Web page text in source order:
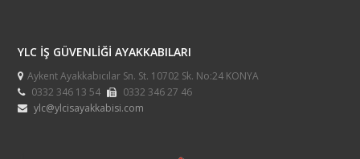
YLC İŞ GÜVENLİĞİ AYAKKABILARI
Aykent Ayakkabıcılar Sn. St. 10702 Sk. No:24 KONYA
0332 346 13 54
0332 346 27 46
ylc@ylcisayakkabisi.com